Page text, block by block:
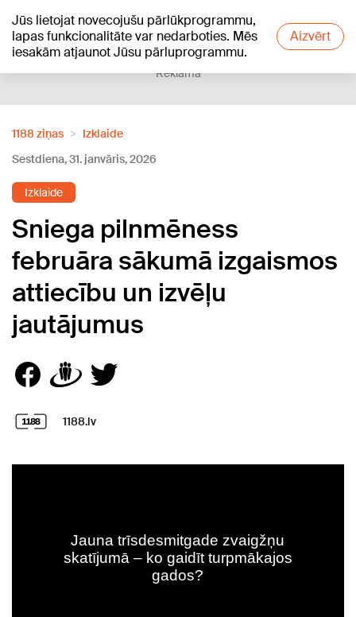
Jūs lietojat novecojušu pārlūkprogrammu,
lapas funkcionalitāte var nedarboties. Mēs
iesakām atjaunot Jūsu pārluprogrammu.
Aizvērt
+21°C
Reklāma
1188 ziņas
Izklaide
Sestdiena, 31. janvāris, 2026
Izklaide
Sniega pilnmēness
februāra sākumā izgaismos
attiecību un izvēļu
jautājumus
1188.lv